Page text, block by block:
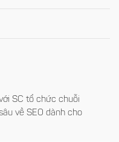
SC tổ chức chuỗi
về SEO dành cho